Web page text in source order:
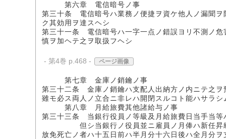
第六章 電信暗号ノ事
第三十条 電信暗号ハ業務ノ便捷ヲ資ケ他人ノ漏聞ヲ
ク其効用ヲ達スヘシ
第三十一条 電信暗号ハ一字一点ノ錯誤ヨリ不測ノ危
慎ヲ加ヘテ之ヲ取扱フヘシ
- 第4巻 p.468 - ページ画像
第七章 金庫ノ銷鑰ノ事
第三十二条 金庫ノ銷鑰ハ支配人出納方ノ内ニテ之ヲ
雖モ必ス両人ノ立合ニ非レハ開閉スルコト能ハサラシ
第八章 月給旅費其他諸給与ノ事
第三十三条 当銀行役員ノ等級及月給旅費日当手当等
但シ当銀行ノ役員並ニ雇員ノ月俸ハ新任昇級ノ
放免死亡ノ者ハ十五日前ハ半月分十六日後ハ全月分